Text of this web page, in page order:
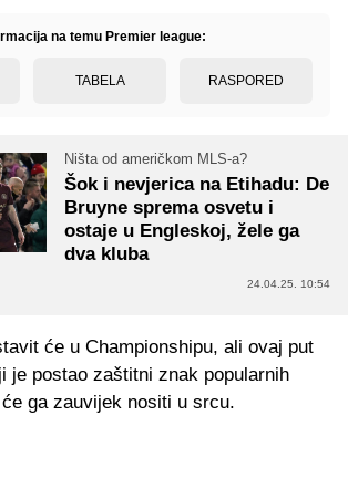
na temu Premier league:
TABELA RASPORED
Ništa od američkom MLS-a?
Šok i nevjerica na Etihadu: De
Bruyne sprema osvetu i
ostaje u Engleskoj, žele ga
dva kluba
24.04.25. 10:54
će u Championshipu, ali ovaj put
je postao zaštitni znak popularnih
ga zauvijek nositi u srcu.